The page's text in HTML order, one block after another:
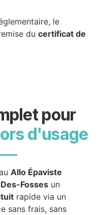
le
du certificat de
pour
d'usage
Allo Épaviste
Fosses un
rapide via un
sans frais, sans